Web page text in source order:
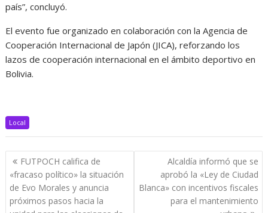
país”, concluyó.
El evento fue organizado en colaboración con la Agencia de
Cooperación Internacional de Japón (JICA), reforzando los
lazos de cooperación internacional en el ámbito deportivo en
Bolivia.
Local
Navegación
de
entradas
FUTPOCH califica de
«fracaso político» la situación
de Evo Morales y anuncia
próximos pasos hacia la
Alcaldía informó que se
aprobó la «Ley de Ciudad
Blanca» con incentivos fiscales
para el mantenimiento